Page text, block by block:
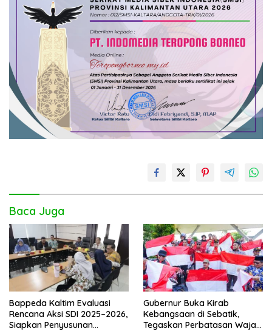
Baca Juga
Bappeda Kaltim Evaluasi
Rencana Aksi SDI 2025–2026,
Siapkan Penyusunan
Gubernur Buka Kirab
Kebangsaan di Sebatik,
Tegaskan Perbatasan Wajah